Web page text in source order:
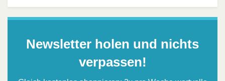
Newsletter holen und nichts
verpassen!